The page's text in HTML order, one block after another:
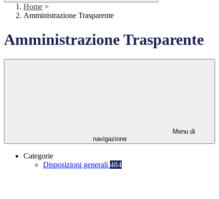
Home >
Amministrazione Trasparente
Amministrazione Trasparente
Menu di
navigazione
Categorie
Disposizioni generali 484